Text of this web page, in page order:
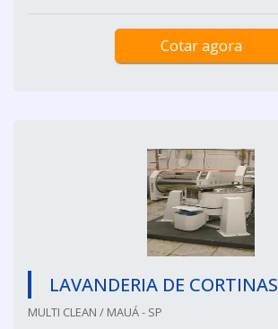
Cotar agora
LAVANDERIA DE CORTINAS
MULTI CLEAN / MAUÁ - SP